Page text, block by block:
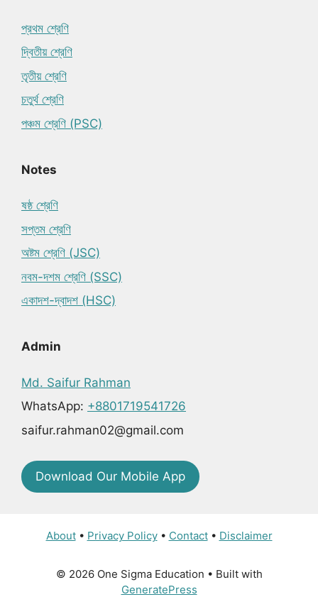
প্রথম শ্রেণি
দ্বিতীয় শ্রেণি
তৃতীয় শ্রেণি
চতুর্থ শ্রেণি
পঞ্চম শ্রেণি (PSC)
Notes
ষষ্ঠ শ্রেণি
সপ্তম শ্রেণি
অষ্টম শ্রেণি (JSC)
নবম-দশম শ্রেণি (SSC)
একাদশ-দ্বাদশ (HSC)
Admin
Md. Saifur Rahman
WhatsApp: +8801719541726
saifur.rahman02@gmail.com
Download Our Mobile App
About• Privacy Policy• Contact• Disclaimer
© 2026 One Sigma Education • Built with
GeneratePress